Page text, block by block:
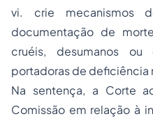
vi. crie mecanismos
documentação de
cruéis, desumanos ou
portadoras de deficiência
Na sentença, a Corte
Comissão em relação à